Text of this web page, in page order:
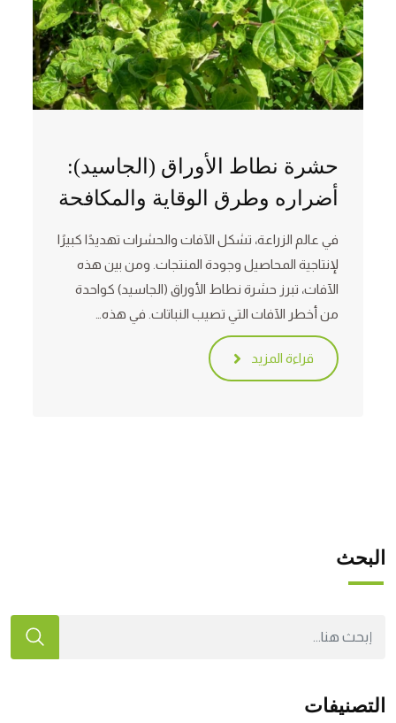
حشرة نطاط الأوراق (الجاسيد):
أضراره وطرق الوقاية والمكافحة
في عالم الزراعة، تشكل الآفات والحشرات تهديدًا كبيرًا
لإنتاجية المحاصيل وجودة المنتجات. ومن بين هذه
الآفات، تبرز حشرة نطاط الأوراق (الجاسيد) كواحدة
من أخطر الآفات التي تصيب النباتات. في هذه…
قراءة المزيد
البحث
التصنيفات